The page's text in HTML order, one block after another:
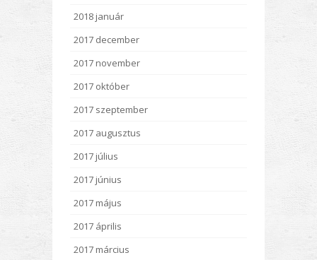
2018 január
2017 december
2017 november
2017 október
2017 szeptember
2017 augusztus
2017 július
2017 június
2017 május
2017 április
2017 március